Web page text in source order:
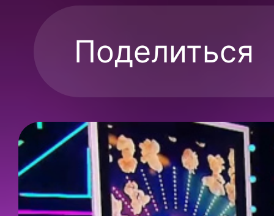
Поделиться